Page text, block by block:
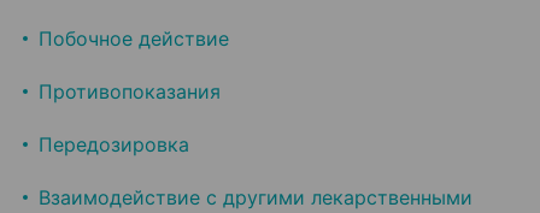
Побочное действие
Противопоказания
Передозировка
Взаимодействие с другими лекарственными